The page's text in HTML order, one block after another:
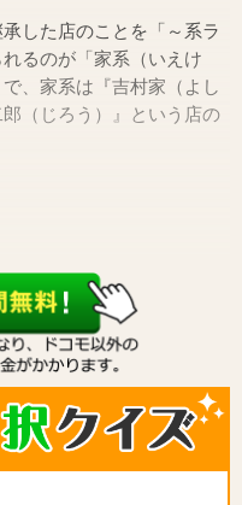
した店のことを「～系ラ
るのが「家系（いえけ
、家系は『吉村家（よし
（じろう）』という店の